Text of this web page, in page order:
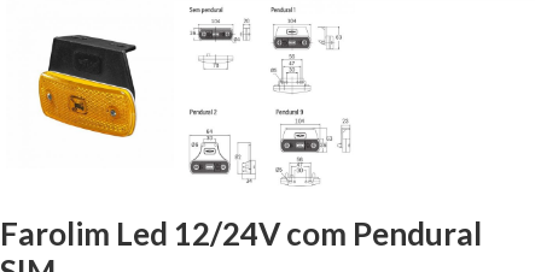
Farolim Led 12/24V com Pendural